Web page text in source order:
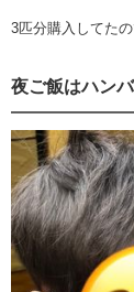
3匹分購入してた
夜ご飯はハン